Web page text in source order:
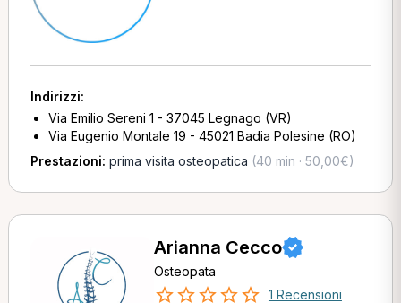
Indirizzi:
Via Emilio Sereni 1 - 37045 Legnago (VR)
Via Eugenio Montale 19 - 45021 Badia Polesine (RO)
Prestazioni: prima visita osteopatica (40 min · 50,00€)
Arianna Cecco
Osteopata
1 Recensioni